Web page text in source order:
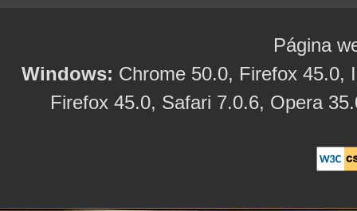
Página
Windows: Chrome 50.0, Firefox 45.0,
Firefox 45.0, Safari 7.0.6, Opera